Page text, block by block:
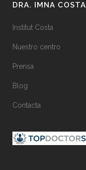
DRA. IMNA COSTA
Institut Costa
Nuestro centro
Prensa
Blog
Contacta